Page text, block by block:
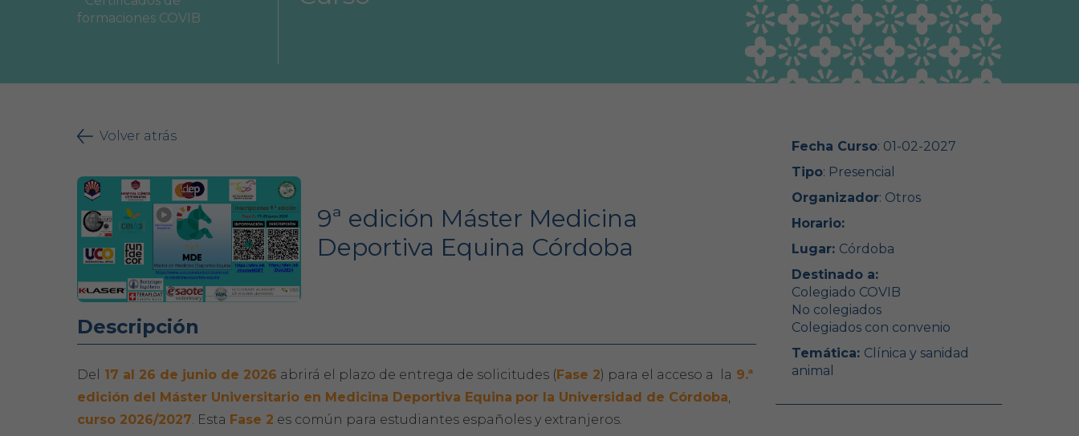
Área Colegial
Salud animal y salud
pública
formaciones COVIB
Volver atrás
9ª edición Máster Medicina
Deportiva Equina Córdoba
Descripción
Del 17 al 26 de junio de 2026 abrirá el plazo de entrega de solicitudes (Fase 2) para el acceso a la 9.ª
edición del Máster Universitario en Medicina Deportiva Equina por la Universidad de Córdoba,
curso 2026/2027. Esta Fase 2 es común para estudiantes españoles y extranjeros.
Fecha Curso: 01-02-2027
Tipo: Presencial
Organizador: Otros
Horario:
Lugar: Córdoba
Destinado a:
Colegiado COVIB
No colegiados
Colegiados con convenio
Temática: Clínica y sanidad
animal